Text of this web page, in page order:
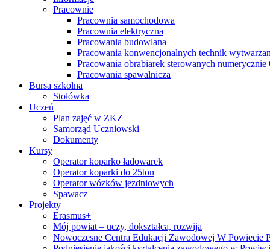
Pracownie
Pracownia samochodowa
Pracownia elektryczna
Pracowania budowlana
Pracowania konwencjonalnych technik
Pracowania obrabiarek sterowanych numerycznie
Pracowania spawalnicza
Bursa szkolna
Stołówka
Uczeń
Plan zajęć w ZKZ
Samorząd Uczniowski
Dokumenty
Kursy
Operator koparko ładowarek
Operator koparki do 25ton
Operator wózków jezdniowych
Spawacz
Projekty
Erasmus+
Mój powiat – uczy, dokształca, rozwija
Nowoczesne Centra Edukacji Zawodowej W Powiecie